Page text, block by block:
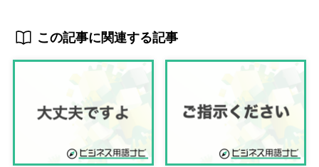
この記事に関連する記事